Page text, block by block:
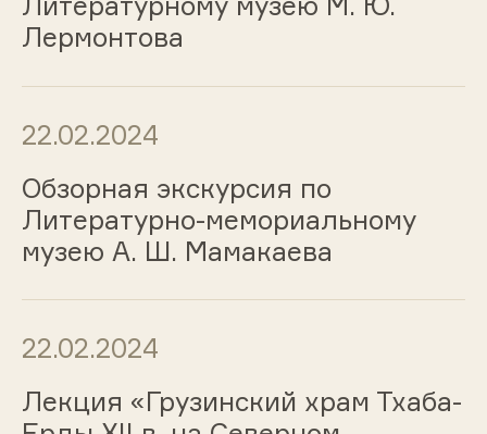
Лермонтова
22.02.2024
Обзорная экскурсия по
Литературно-мемориальному
музею А. Ш. Мамакаева
22.02.2024
Лекция «Грузинский храм Тхаба-